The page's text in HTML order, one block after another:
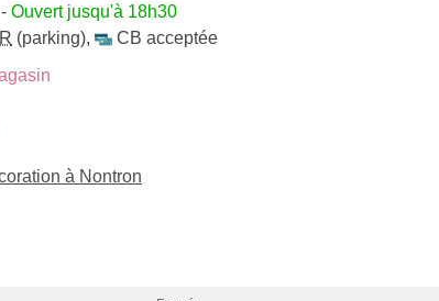
- Ouvert jusqu'à 18h30
(parking),
CB acceptée
à Nontron